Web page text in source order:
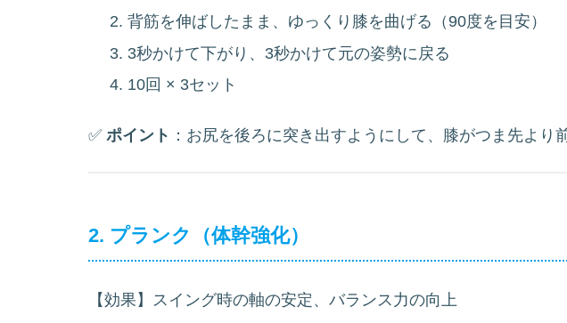
背筋を伸ばしたまま、ゆっくり膝を曲げる（90度を目安）
3秒かけて下がり、3秒かけて元の姿勢に戻る
10回 × 3セット
✅ ポイント ：お尻を後ろに突き出すようにして、膝がつま先より
2. プランク（体幹強化）
【効果】スイング時の軸の安定、バランス力の向上